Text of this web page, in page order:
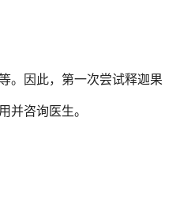
。因此，第一次尝试释迦果
并咨询医生。